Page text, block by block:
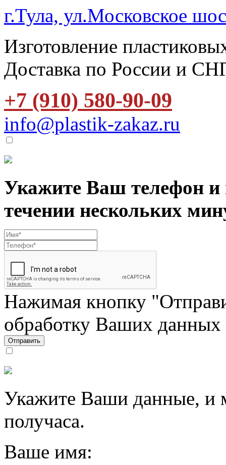
г.Тула, ул.Московское
Изготовление
Доставка по России и
+7 (910) 580-90-09
info@plastik-zakaz.ru
Укажите Ваш телефон
течении нескольких
Нажимая кнопку
обработку Ваших данных
Отправить
Укажите Ваши данные, и
получаса.
Ваше имя: